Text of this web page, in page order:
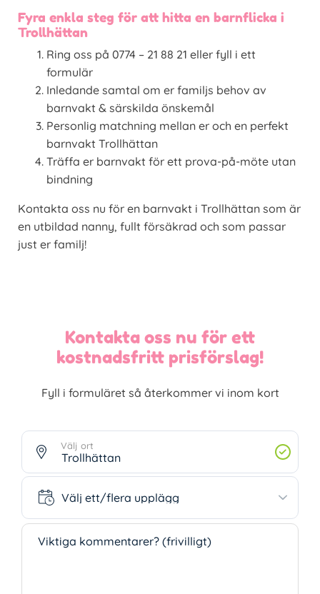
Fyra enkla steg för att hitta en barnflicka i
Trollhättan
Ring oss på 0774 – 21 88 21 eller fyll i ett
formulär
Inledande samtal om er familjs behov av
barnvakt & särskilda önskemål
Personlig matchning mellan er och en perfekt
barnvakt Trollhättan
Träffa er barnvakt för ett prova-på-möte utan
bindning
Kontakta oss nu för en barnvakt i Trollhättan som är
en utbildad nanny, fullt försäkrad och som passar
just er familj!
Kontakta oss nu för ett
kostnadsfritt prisförslag!
Fyll i formuläret så återkommer vi inom kort
Välj ort
Välj ett/flera upplägg
Välj ett/flera upplägg
Viktiga kommentarer? (frivilligt)